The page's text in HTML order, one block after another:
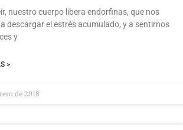
nuestro cuerpo libera endorfinas, que nos
descargar el estrés acumulado, y a sentirnos
y
>
de 2018